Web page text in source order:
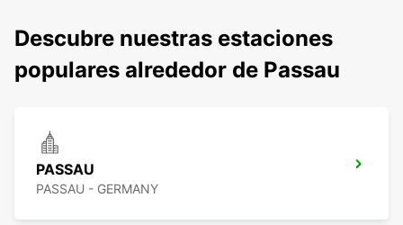
Descubre nuestras estaciones
populares alrededor de Passau
PASSAU
PASSAU - GERMANY